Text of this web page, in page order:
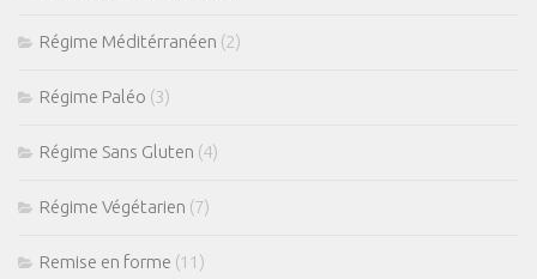
Régime Méditérranéen (2)
Régime Paléo (3)
Régime Sans Gluten (4)
Régime Végétarien (7)
Remise en forme (11)